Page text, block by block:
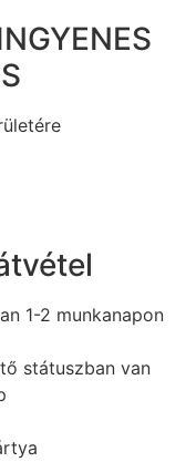
1-2 munkanapon
státuszban van